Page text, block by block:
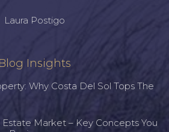
Laura Postigo
Blog Insights
Why Costa Del Sol Tops The
Market – Key Concepts You